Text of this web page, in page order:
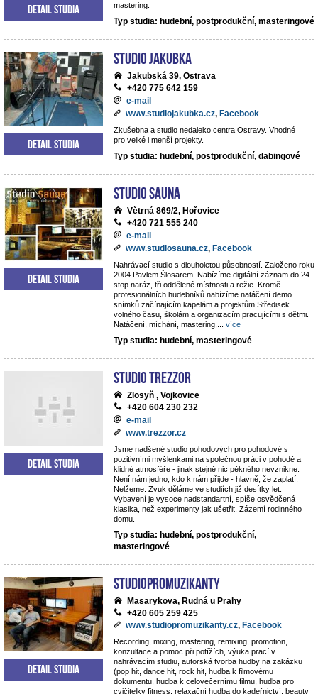
mastering.
Typ studia: hudební, postprodukční, masteringové
Detail studia
Studio Jakubka
Jakubská 39, Ostrava
+420 775 642 159
e-mail
www.studiojakubka.cz, Facebook
Zkušebna a studio nedaleko centra Ostravy. Vhodné
pro velké i menší projekty.
Typ studia: hudební, postprodukční, dabingové
Detail studia
Studio Sauna
Větrná 869/2, Hořovice
+420 721 555 240
e-mail
www.studiosauna.cz, Facebook
Nahrávací studio s dlouholetou působností. Založeno roku
2004 Pavlem Šlosarem. Nabízíme digitální záznam do 24
stop naráz, tři oddělené místnosti a režie. Kromě
profesionálních hudebníků nabízíme natáčení demo
snímků začínajícím kapelám a projektům Středisek
volného času, školám a organizacím pracujícími s dětmi.
Natáčení, míchání, mastering,
více
Typ studia: hudební, masteringové
Detail studia
STUDIO TREZZOR
Zlosyň , Vojkovice
+420 604 230 232
e-mail
www.trezzor.cz
Jsme nadšené studio pohodových pro pohodové s
pozitivními myšlenkami na společnou práci v pohodě a
klidné atmosféře - jinak stejně nic pěkného nevznikne.
Není nám jedno, kdo k nám přijde - hlavně, že zaplatí.
Nelžeme. Zvuk děláme ve studiích již desítky let.
Vybavení je vysoce nadstandartní, spíše osvědčená
klasika, než experimenty jak ušetřit. Zázemí rodinného
domu.
Typ studia: hudební, postprodukční,
masteringové
Detail studia
StudioPROmuzikanty
Masarykova, Rudná u Prahy
+420 605 259 425
www.studiopromuzikanty.cz, Facebook
Recording, mixing, mastering, remixing, promotion,
konzultace a pomoc při potížích, výuka prací v
nahrávacím studiu, autorská tvorba hudby na zakázku
(pop hit, dance hit, rock hit, hudba k filmovému
dokumentu, hudba k celovečernímu filmu, hudba pro
cvičitelky fitness, relaxační hudba do kadeřnictví, beauty
Detail studia